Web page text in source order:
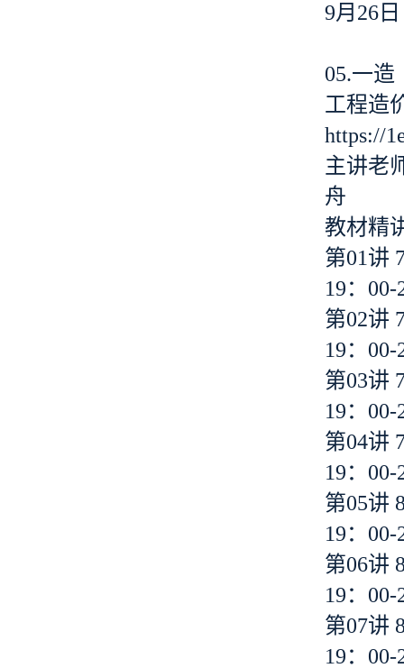
9月26日
05.一造
工程造
https://
主讲老
舟
教材精
第01讲
19：00-
第02讲
19：00-
第03讲
19：00-
第04讲
19：00-
第05讲
19：00-
第06讲
19：00-
第07讲
19：00-